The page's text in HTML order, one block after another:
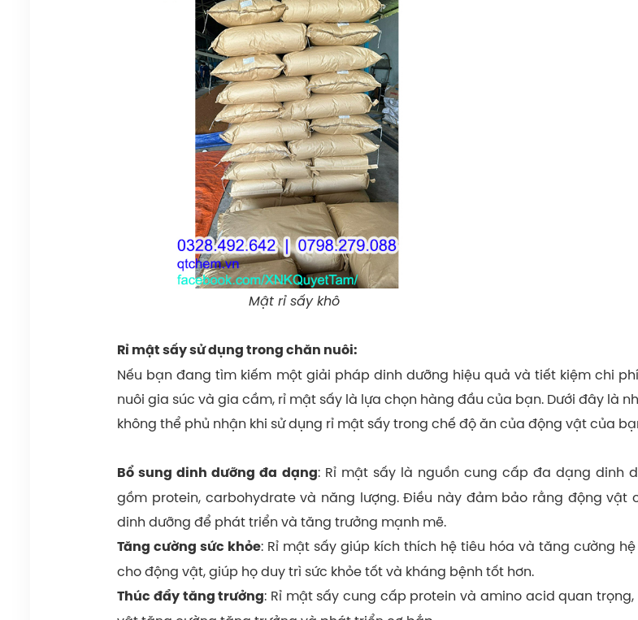
Mật rỉ sấy khô
Rỉ mật sấy sử dụng trong chăn nuôi:
Nếu bạn đang tìm kiếm một giải pháp dinh dưỡng hiệu quả và tiết kiệm chi
nuôi gia súc và gia cầm, rỉ mật sấy là lựa chọn hàng đầu của bạn. Dưới đây là
không thể phủ nhận khi sử dụng rỉ mật sấy trong chế độ ăn của động vật của
Bổ sung dinh dưỡng đa dạng: Rỉ mật sấy là nguồn cung cấp đa dạng dinh
gồm protein, carbohydrate và năng lượng. Điều này đảm bảo rằng động vật
dinh dưỡng để phát triển và tăng trưởng mạnh mẽ.
Tăng cường sức khỏe: Rỉ mật sấy giúp kích thích hệ tiêu hóa và tăng cường
cho động vật, giúp họ duy trì sức khỏe tốt và kháng bệnh tốt hơn.
Thúc đẩy tăng trưởng: Rỉ mật sấy cung cấp protein và amino acid quan